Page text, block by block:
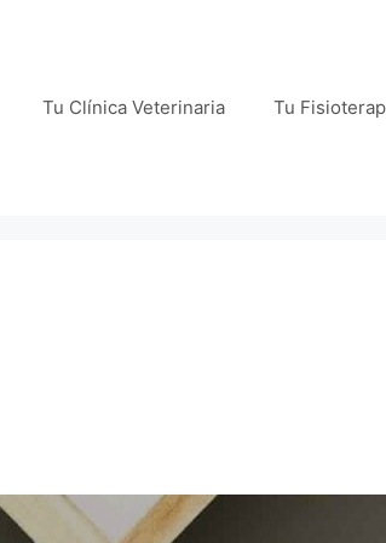
Tu Clínica Veterinaria Tu